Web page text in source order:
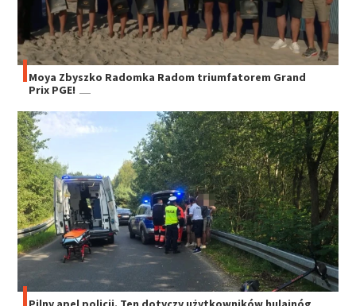
Moya Zbyszko Radomka Radom triumfatorem Grand
Prix PGE!